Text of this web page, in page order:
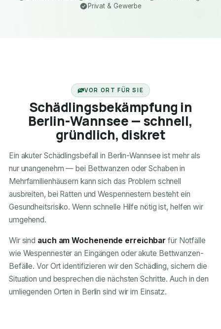
Privat & Gewerbe
VOR ORT FÜR SIE
Schädlingsbekämpfung in
Berlin-Wannsee — schnell,
gründlich, diskret
Ein akuter Schädlingsbefall in Berlin-Wannsee ist mehr als
nur unangenehm — bei Bettwanzen oder Schaben in
Mehrfamilienhäusern kann sich das Problem schnell
ausbreiten, bei Ratten und Wespennestern besteht ein
Gesundheitsrisiko. Wenn schnelle Hilfe nötig ist, helfen wir
umgehend.
Wir sind auch am Wochenende erreichbar für Notfälle
wie Wespennester an Eingängen oder akute Bettwanzen-
Befälle. Vor Ort identifizieren wir den Schädling, sichern die
Situation und besprechen die nächsten Schritte. Auch in den
umliegenden Orten in Berlin sind wir im Einsatz.